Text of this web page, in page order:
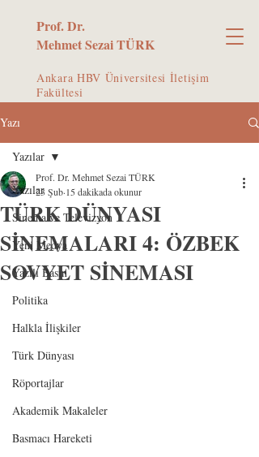
Prof. Dr.
Mehmet Sezai TÜRK
Ankara HBV Üniversitesi İletişim
Fakültesi
Yazı
Yazılar
Sinema ve Televizyon
Yeni Medya
Yazılı Basın
Politika
Halkla İlişkiler
Türk Dünyası
Röportajlar
Akademik Makaleler
Basmacı Hareketi
Yazılar
TÜRK DÜNYASI
SİNEMALARI 4: ÖZBEK
SOVYET SİNEMASI
Prof. Dr. Mehmet Sezai TÜRK
23 Şub 15 dakikada okunur